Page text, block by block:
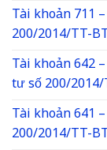
Tài khoản 711
200/2014/TT-
Tài khoản 642
tư số 200/
Tài khoản 641
200/2014/TT-